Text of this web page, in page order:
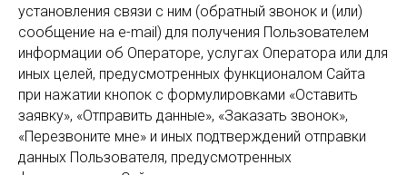
установления связи с ним (обратный звонок и (или)
сообщение на e-mail) для получения Пользователем
информации об Операторе, услугах Оператора или для
иных целей, предусмотренных функционалом Сайта
при нажатии кнопок с формулировками «Оставить
заявку», «Отправить данные», «Заказать звонок»,
«Перезвоните мне» и иных подтверждений отправки
данных Пользователя, предусмотренных